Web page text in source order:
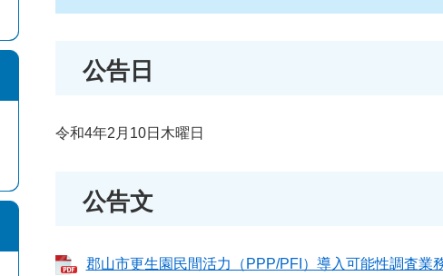
公告日
令和4年2月10日木曜日
公告文
郡山市更生園民間活力（PPP/PFI）導入可能性調査業